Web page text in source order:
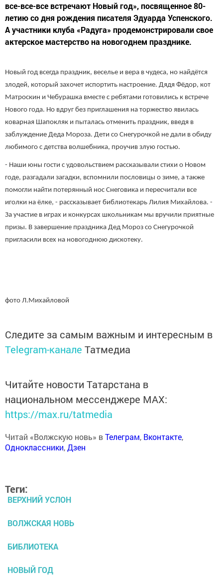
все-все-все встречают Новый год», посвященное 80-
летию со дня рождения писателя Эдуарда Успенского.
А участники клуба «Радуга» продемонстрировали свое
актерское мастерство на новогоднем празднике.
Новый год всегда праздник, веселье и вера в чудеса, но найдётся
злодей, который захочет испортить настроение. Дядя Фёдор, кот
Матроскин и Чебурашка вместе с ребятами готовились к встрече
Нового года. Но вдруг без приглашения на торжество явилась
коварная Шапокляк и пыталась отменить праздник, введя в
заблуждение Деда Мороза. Дети со Снегурочкой не дали в обиду
любимого с детства волшебника, проучив злую гостью.
- Наши юны гости с удовольствием рассказывали стихи о Новом
годе, разгадали загадки, вспомнили пословицы о зиме, а также
помогли найти потерянный нос Снеговика и пересчитали все
иголки на ёлке, - рассказывает библиотекарь Лилия Михайлова. -
За участие в играх и конкурсах школьникам мы вручили приятные
призы. В завершение праздника Дед Мороз со Снегурочкой
пригласили всех на новогоднюю дискотеку.
фото Л.Михайловой
Следите за самым важным и интересным в
Telegram-канале Татмедиа
Читайте новости Татарстана в
национальном мессенджере MАХ:
https://max.ru/tatmedia
Читай «Волжскую новь» вТелеграм, Вконтакте,
Одноклассники,Дзен
Теги:
ВЕРХНИЙ УСЛОН
ВОЛЖСКАЯ НОВЬ
БИБЛИОТЕКА
НОВЫЙ ГОД